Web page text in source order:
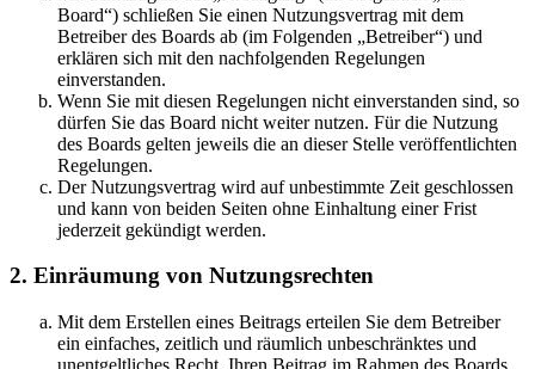
Board“) schließen Sie einen Nutzungsvertrag mit dem
Betreiber des Boards ab (im Folgenden „Betreiber“) und
erklären sich mit den nachfolgenden Regelungen
einverstanden.
Wenn Sie mit diesen Regelungen nicht einverstanden sind, so
dürfen Sie das Board nicht weiter nutzen. Für die Nutzung
des Boards gelten jeweils die an dieser Stelle veröffentlichten
Regelungen.
Der Nutzungsvertrag wird auf unbestimmte Zeit geschlossen
und kann von beiden Seiten ohne Einhaltung einer Frist
jederzeit gekündigt werden.
2. Einräumung von Nutzungsrechten
Mit dem Erstellen eines Beitrags erteilen Sie dem Betreiber
ein einfaches, zeitlich und räumlich unbeschränktes und